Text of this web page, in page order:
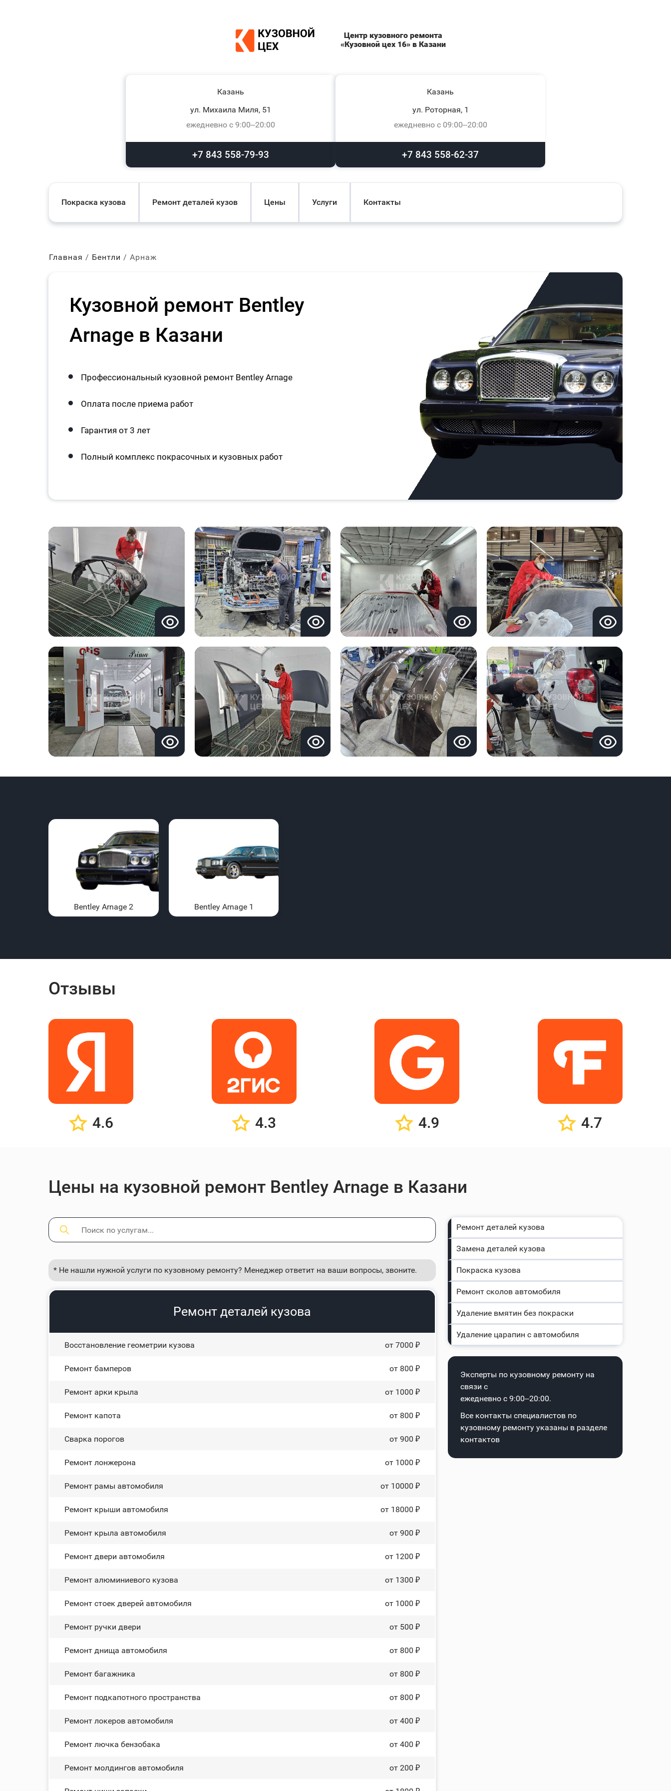
Центр кузовного ремонта
«Кузовной цех 16» в Казани
Казань
ул. Михаила Миля, 51
ежедневно с 9:00–20:00
+7 843 558-79-93
Казань
ул. Роторная, 1
ежедневно с 09:00–20:00
+7 843 558-62-37
Покраска кузова Ремонт деталей кузов Цены Услуги Контакты
Главная Бентли Арнаж
Кузовной ремонт Bentley
Arnage в Казани
Профессиональный кузовной ремонт Bentley Arnage
Оплата после приема работ
Гарантия от 3 лет
Полный комплекс покрасочных и кузовных работ
Bentley Arnage 2 Bentley Arnage 1
Отзывы
4.6 4.3 4.9 4.7
Цены на кузовной ремонт Bentley Arnage в Казани
* Не нашли нужной услуги по кузовному ремонту? Менеджер ответит на ваши вопросы, звоните.
Ремонт деталей кузова
Восстановление геометрии кузова от 7000 ₽
Ремонт бамперов от 800 ₽
Ремонт арки крыла от 1000 ₽
Ремонт капота от 800 ₽
Сварка порогов от 900 ₽
Ремонт лонжерона от 1000 ₽
Ремонт рамы автомобиля от 10000 ₽
Ремонт крыши автомобиля от 18000 ₽
Ремонт крыла автомобиля от 900 ₽
Ремонт двери автомобиля от 1200 ₽
Ремонт алюминиевого кузова от 1300 ₽
Ремонт стоек дверей автомобиля от 1000 ₽
Ремонт ручки двери от 500 ₽
Ремонт днища автомобиля от 800 ₽
Ремонт багажника от 800 ₽
Ремонт подкапотного пространства от 800 ₽
Ремонт лoĸepoв автомобиля от 400 ₽
Ремонт лючка бензобака от 400 ₽
Ремонт молдингов автомобиля от 200 ₽
Ремонт деталей кузова
Замена деталей кузова
Покраска кузова
Ремонт сколов автомобиля
Удаление вмятин без покраски
Удаление царапин с автомобиля
Эксперты по кузовному ремонту на
связи с
ежедневно с 9:00–20:00.
Все контакты специалистов по
кузовному ремонту указаны в разделе
контактов